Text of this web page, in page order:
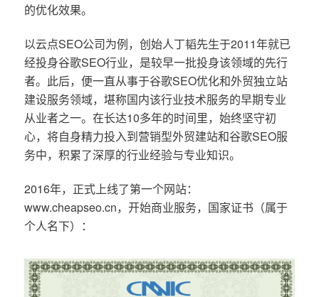
的优化效果。
以云点SEO公司为例，创始人丁韬先生于2011年就已
经投身谷歌SEO行业，是较早一批投身该领域的先行
者。此后，便一直从事于谷歌SEO优化和外贸独立站
建设服务领域，堪称国内该行业技术服务的早期专业
从业者之一。在长达10多年的时间里，始终坚守初
心，将自身精力投入到营销型外贸建站和谷歌SEO服
务中，积累了深厚的行业经验与专业知识。
2016年，正式上线了第一个网站：
www.cheapseo.cn，开始商业服务，国家证书（属于
个人名下）：